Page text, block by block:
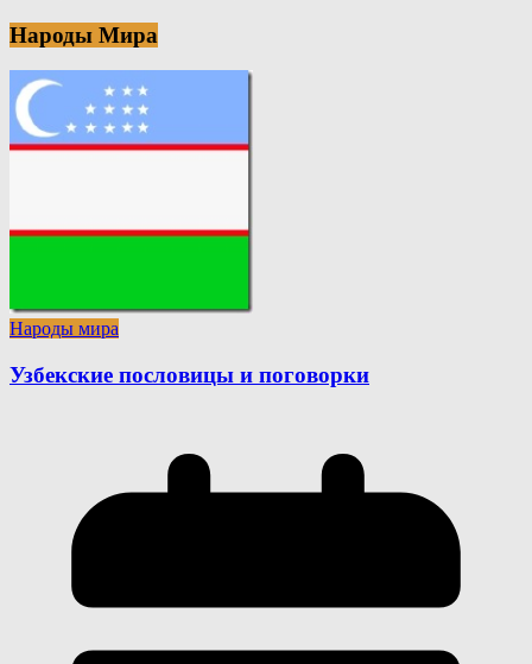
Народы Мира
Народы мира
Узбекские пословицы и поговорки